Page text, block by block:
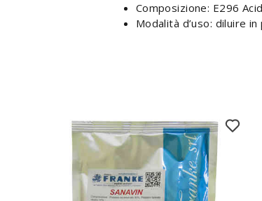
Composizione: E296
Modalità d’uso: diluire